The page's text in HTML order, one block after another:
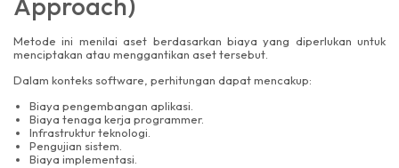
Metode ini menilai aset berdasarkan biaya yang diperlukan untuk
menciptakan atau menggantikan aset tersebut.
Dalam konteks software, perhitungan dapat mencakup:
Biaya pengembangan aplikasi.
Biaya tenaga kerja programmer.
Infrastruktur teknologi.
Pengujian sistem.
Biaya implementasi.